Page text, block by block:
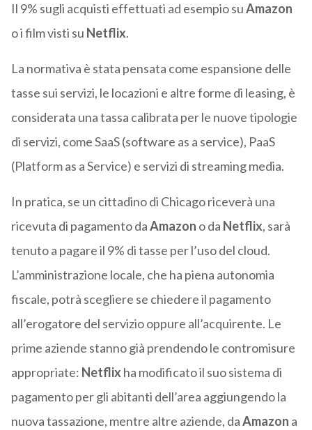
Il 9% sugli acquisti effettuati ad esempio suAmazon
o i film visti su Netflix.
La normativa è stata pensata come espansione delle
tasse sui servizi, le locazioni e altre forme di leasing, è
considerata una tassa calibrata per le nuove tipologie
di servizi, come SaaS (software as a service), PaaS
(Platform as a Service) e servizi di streaming media.
In pratica, se un cittadino di Chicago riceverà una
ricevuta di pagamento daAmazon o da Netflix, sarà
tenuto a pagare il 9% di tasse per l’uso del cloud.
L’amministrazione locale, che ha piena autonomia
fiscale, potrà scegliere se chiedere il pagamento
all’erogatore del servizio oppure all’acquirente. Le
prime aziende stanno già prendendo le contromisure
appropriate: Netflixha modificato il suo sistema di
pagamento per gli abitanti dell’area aggiungendo la
nuova tassazione, mentre altre aziende, daAmazon a